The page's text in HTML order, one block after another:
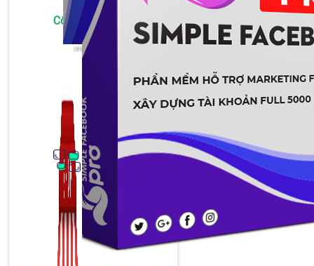
Công Cụ Marketing
Thủ Thuật Facebook